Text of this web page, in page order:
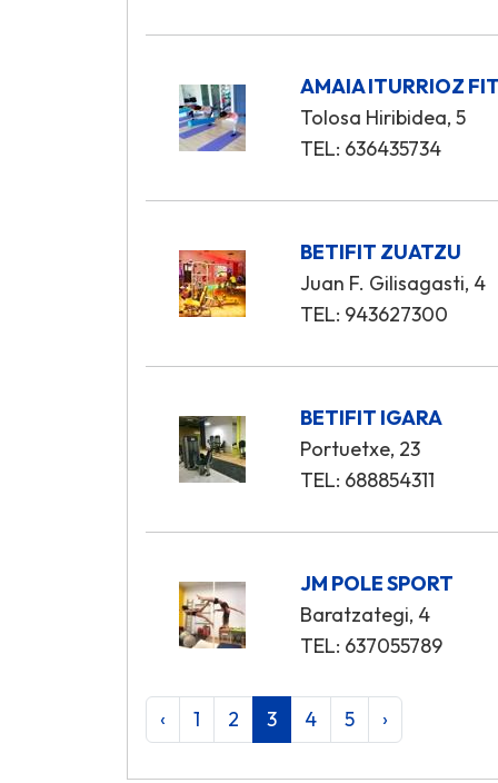
AMAIA ITURRIOZ
Tolosa Hiribidea, 5
TEL: 636435734
BETIFIT ZUATZU
Juan F. Gilisagasti, 4
TEL: 943627300
BETIFIT IGARA
Portuetxe, 23
TEL: 688854311
JM POLE SPORT
Baratzategi, 4
TEL: 637055789
‹ 1 2 3 4 5 ›